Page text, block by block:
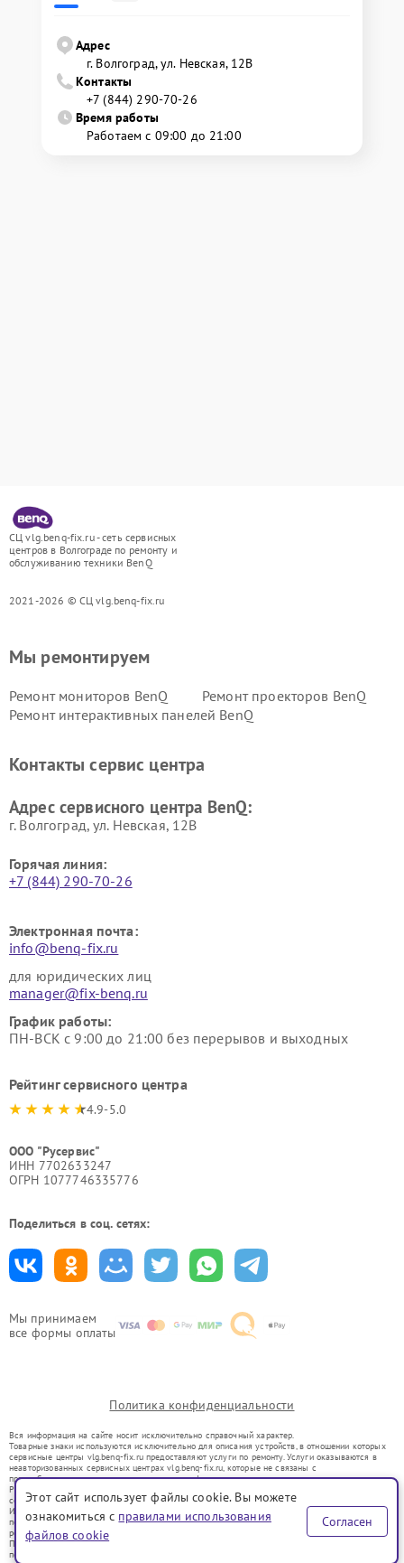
Адрес
г. Волгоград, ул. Невская, 12В
Контакты
+7 (844) 290-70-26
Время работы
Работаем с 09:00 до 21:00
СЦ vlg.benq-fix.ru - сеть сервисных
центров в Волгограде по ремонту и
обслуживанию техники BenQ
2021-2026 © СЦ vlg.benq-fix.ru
Мы принимаем
все формы оплаты
Мы ремонтируем
Ремонт мониторов BenQ
Ремонт проекторов BenQ
Ремонт интерактивных панелей BenQ
Контакты сервис центра
Адрес сервисного центра BenQ:
г. Волгоград, ул. Невская, 12В
Горячая линия:
+7 (844) 290-70-26
Электронная почта:
info@benq-fix.ru
для юридических лиц
manager@fix-benq.ru
График работы:
ПН-ВСК с 9:00 до 21:00 без перерывов и выходных
Рейтинг сервисного центра
4.9-5.0
ООО "Русервис"
ИНН 7702633247
ОГРН 1077746335776
Поделиться в соц. сетях:
Политика конфиденциальности
Вся информация на сайте носит исключительно справочный характер.
Товарные знаки используются исключительно для описания устройств, в отношении которых
сервисные центры vlg.benq-fix.ru предоставляют услуги по ремонту. Услуги оказываются в
неавторизованных сервисных центрах vlg.benq-fix.ru, которые не связаны с
правообладателями товарных знаков или их официальными представителями.
Ремонт осуществляется для устройств, уже введенных в гражданский оборот в соответствии
со статьей 1487 ГК РФ.
Использование товарных знаков не преследует цели индивидуализации услуг или введения
потребителей в заблуждение, а служит для информирования о предоставляемых услугах по
ремонту техники указанных брендов.
Представленная на сайте информация не является публичной офертой, определяемой
положениями Статьи 437(2) Гражданского кодекса РФ
Этот сайт использует файлы cookie. Вы можете
ознакомиться с правилами использования
файлов cookie
Согласен